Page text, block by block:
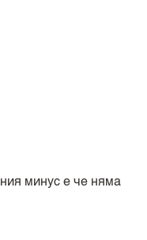
минус е че няма